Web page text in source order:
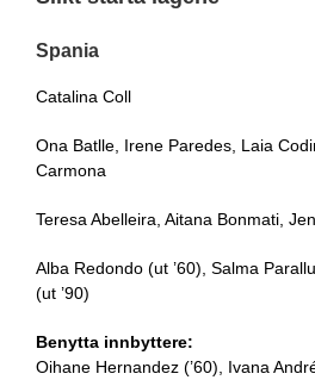
Spania
Catalina Coll
Ona Batlle, Irene Paredes, Laia
Carmona
Teresa Abelleira, Aitana Bonmati,
Alba Redondo (ut ’60), Salma
(ut ’90)
Benytta innbyttere:
Oihane Hernandez (’60), Ivana